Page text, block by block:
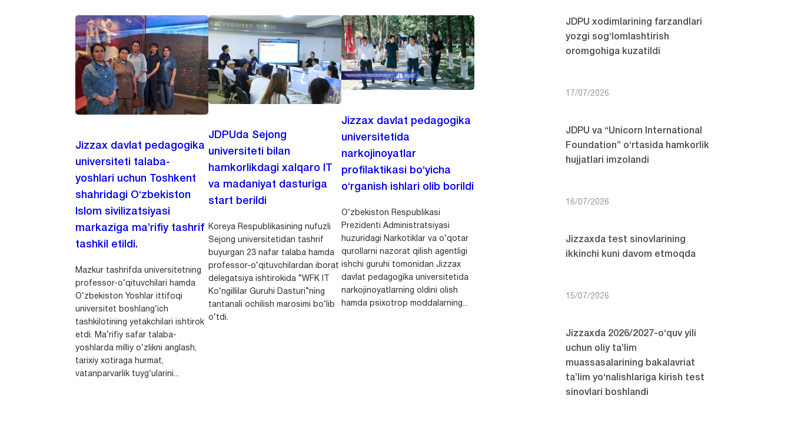
Jizzax davlat pedagogika
universiteti talaba-
yoshlari uchun Toshkent
shahridagi O‘zbekiston
Islom sivilizatsiyasi
markaziga ma’rifiy tashrif
tashkil etildi.
Mazkur tashrifda universitetning
professor-o‘qituvchilari hamda
O‘zbekiston Yoshlar ittifoqi
universitet boshlang‘ich
tashkilotining yetakchilari ishtirok
etdi. Ma’rifiy safar talaba-
yoshlarda milliy o‘zlikni anglash,
tarixiy xotiraga hurmat,
vatanparvarlik tuyg‘ularini...
JDPUda Sejong
universiteti bilan
hamkorlikdagi xalqaro IT
va madaniyat dasturiga
start berildi
Koreya Respublikasining nufuzli
Sejong universitetidan tashrif
buyurgan 23 nafar talaba hamda
professor-o‘qituvchilardan iborat
delegatsiya ishtirokida “WFK IT
Ko‘ngillilar Guruhi Dasturi”ning
tantanali ochilish marosimi bo‘lib
o‘tdi.
Jizzax davlat pedagogika
universitetida
narkojinoyatlar
profilaktikasi bo‘yicha
o‘rganish ishlari olib borildi
O‘zbekiston Respublikasi
Prezidenti Administratsiyasi
huzuridagi Narkotiklar va o‘qotar
qurollarni nazorat qilish agentligi
ishchi guruhi tomonidan Jizzax
davlat pedagogika universitetida
narkojinoyatlarning oldini olish
hamda psixotrop moddalarning...
JDPU xodimlarining farzandlari
yozgi sog‘lomlashtirish
oromgohiga kuzatildi
17/07/2026
JDPU va “Unicorn International
Foundation” o‘rtasida hamkorlik
hujjatlari imzolandi
16/07/2026
Jizzaxda test sinovlarining
ikkinchi kuni davom etmoqda
15/07/2026
Jizzaxda 2026/2027-o‘quv yili
uchun oliy ta’lim
muassasalarining bakalavriat
ta’lim yo‘nalishlariga kirish test
sinovlari boshlandi